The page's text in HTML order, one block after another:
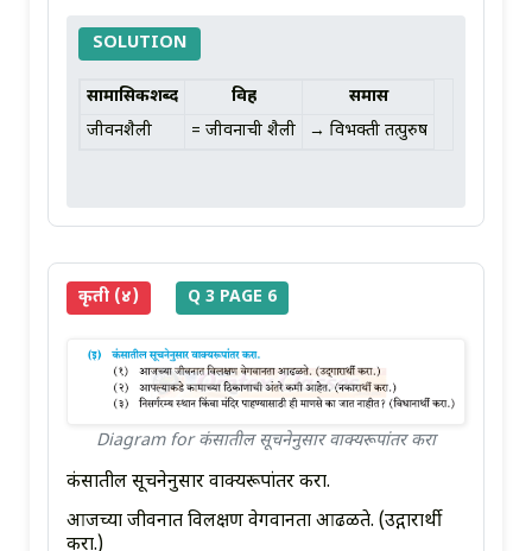
SOLUTION
सामासिकशब्द विग्रह
समास
जीवनशैली
= जीवनाची शैली → विभक्ती तत्पुरुष
कृती (४) Q 3 PAGE 6
Diagram for कंसातील सूचनेनुसार वाक्यरूपांतर करा
कंसातील सूचनेनुसार वाक्यरूपांतर करा.
आजच्या जीवनात विलक्षण वेगवानता आढळते. (उद्गारार्थी
करा.)